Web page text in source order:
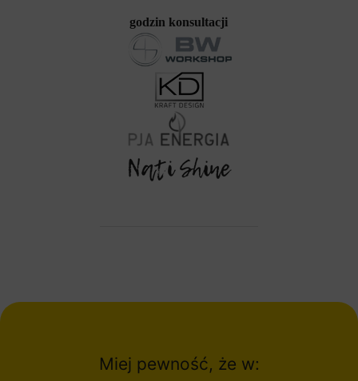
godzin konsultacji
Miej pewność, że w: